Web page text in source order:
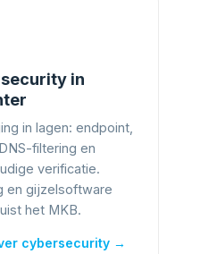
in
in lagen: endpoint,
filtering en
verificatie.
en gijzelsoftware
het MKB.
cybersecurity →